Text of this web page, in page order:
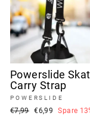
Powerslide
Carry Strap
POWERSLIDE
Normaler
€7,99 Sonderpreis
€6,99 Spare